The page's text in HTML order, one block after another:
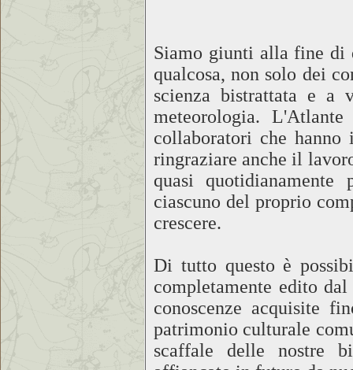
Siamo giunti alla fine di
qualcosa, non solo dei
scienza bistrattata e a
meteorologia.
collaboratori che hanno
ringraziare anche il
quasi quotidianamente
ciascuno del proprio
crescere.
Di tutto questo è
completamente edito
conoscenze acquisite
patrimonio culturale
scaffale delle nostre